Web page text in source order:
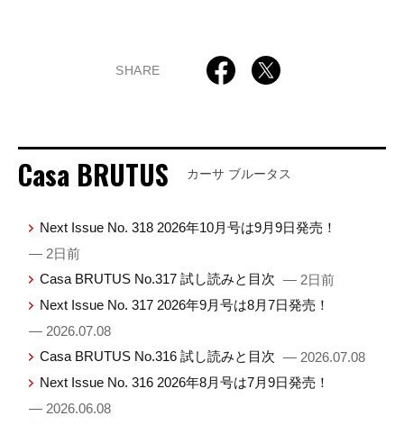
SHARE
Casa BRUTUS カーサ ブルータス
Next Issue No. 318 2026年10月号は9月9日発売！
— 2日前
Casa BRUTUS No.317 試し読みと目次 — 2日前
Next Issue No. 317 2026年9月号は8月7日発売！
— 2026.07.08
Casa BRUTUS No.316 試し読みと目次 — 2026.07.08
Next Issue No. 316 2026年8月号は7月9日発売！
— 2026.06.08